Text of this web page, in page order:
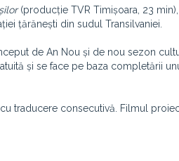
(producție TVR Timișoara, 23
țărănești din sudul Transilvaniei.
de An Nou și de nou sezon
și se face pe baza completării
traducere consecutivă. Filmul